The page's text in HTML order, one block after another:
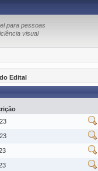
para pessoas
visual
Edital